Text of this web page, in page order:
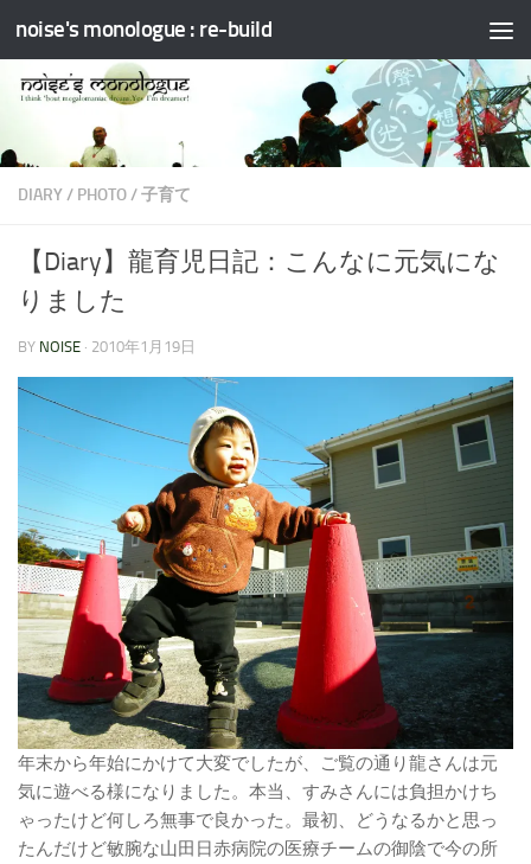
コンテンツへスキップ
noise's monologue : re-build
DIARY/ PHOTO/子育て
【Diary】龍育児日記：こんなに元気にな
りました
BY NOISE · 2010年1月19日
年末から年始にかけて大変でしたが、ご覧の通り龍さんは元
気に遊べる様になりました。本当、すみさんには負担かけち
ゃったけど何しろ無事で良かった。最初、どうなるかと思っ
たんだけど敏腕な山田日赤病院の医療チームの御陰で今の所